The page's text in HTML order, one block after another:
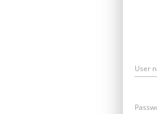
User